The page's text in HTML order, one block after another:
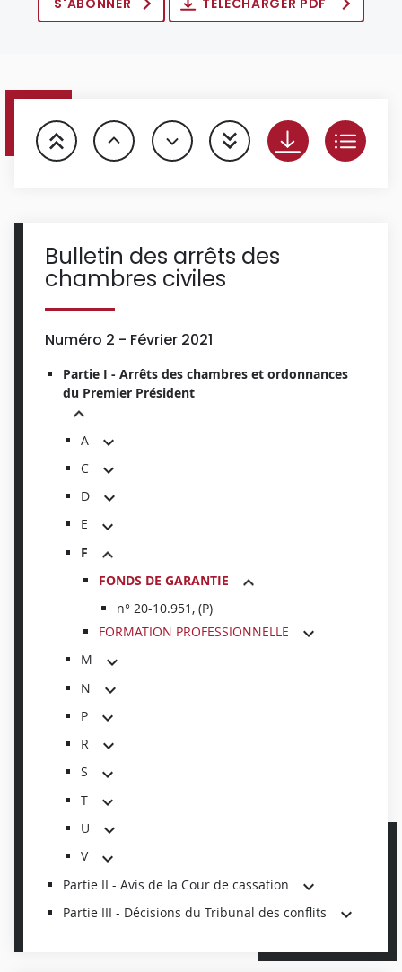
S'ABONNER TÉLÉCHARGER PDF
Bulletin des arrêts des
chambres civiles
Numéro 2 - Février 2021
Partie I - Arrêts des chambres et ordonnances
du Premier Président
A
C
D
E
F
FONDS DE GARANTIE
n° 20-10.951, (P)
FORMATION PROFESSIONNELLE
M
N
P
R
S
T
U
V
Partie II - Avis de la Cour de cassation
Partie III - Décisions du Tribunal des conflits